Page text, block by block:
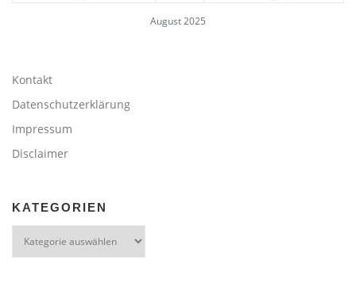
August 2025
Kontakt
Datenschutzerklärung
Impressum
Disclaimer
KATEGORIEN